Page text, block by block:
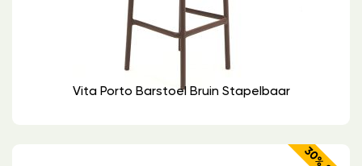
Vita Porto Barstoel Bruin Stapelbaar